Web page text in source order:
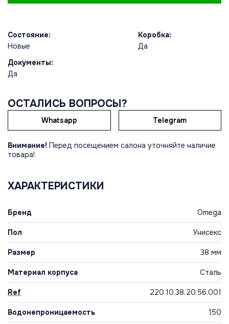
Состояние:
Новые
Коробка:
Да
Документы:
Да
ОСТАЛИСЬ ВОПРОСЫ?
Whatsapp Telegram
Внимание! Перед посещением салона уточняйте наличие
товара!
ХАРАКТЕРИСТИКИ
Бренд Omega
Пол Унисекс
Размер 38 мм
Материал корпуса Сталь
Ref 220.10.38.20.56.001
Водонепроницаемость 150